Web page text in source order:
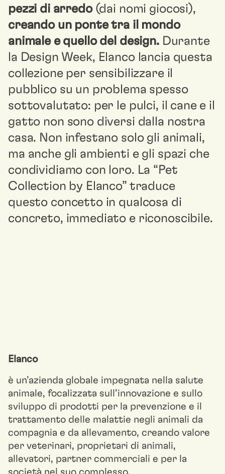
pezzi di arredo(dai nomi giocosi),
creando un ponte tra il mondo
animale e quello del design. Durante
la Design Week, Elanco lancia questa
collezione per sensibilizzare il
pubblico su un problema spesso
sottovalutato: per le pulci, il cane e il
gatto non sono diversi dalla nostra
casa. Non infestano solo gli animali,
ma anche gli ambienti e gli spazi che
condividiamo con loro. La “Pet
Collection by Elanco” traduce
questo concetto in qualcosa di
concreto, immediato e riconoscibile.
Elanco
è un’azienda globale impegnata nella salute
animale, focalizzata sull’innovazione e sullo
sviluppo di prodotti per la prevenzione e il
trattamento delle malattie negli animali da
compagnia e da allevamento, creando valore
per veterinari, proprietari di animali,
allevatori, partner commerciali e per la